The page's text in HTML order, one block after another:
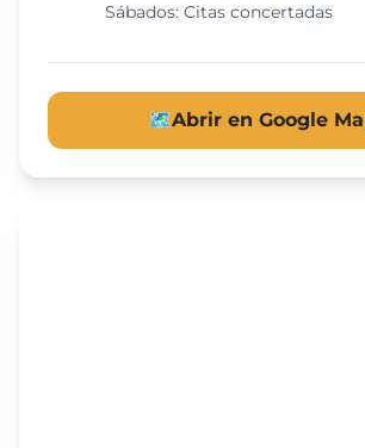
Sábados: Citas concertadas
🗺️Abrir en Google